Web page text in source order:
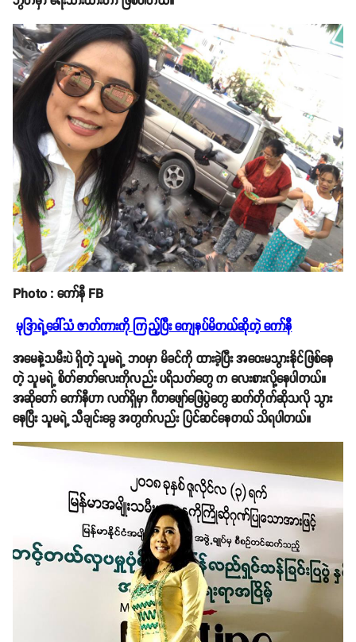
Photo : ကော်နီ FB
မုဒြာရဲ့ခေါ်သံ ဇာတ်ကားကို ကြည့်ပြီး ကျေနပ်မိတယ်ဆိုတဲ့ ကော်နီ
အမေနဲ့သမီးပဲ ရှိတဲ့ သူမရဲ့ ဘဝမှာ မိခင်ကို ထားခဲ့ပြီး အဝေးမသွားနိုင်ဖြစ်နေ
တဲ့ သူမရဲ့ စိတ်ဓာတ်လေးကိုလည်း ပရိသတ်တွေ က လေးစားလို့နေပါတယ်။
အဆိုတော် ကော်နီဟာ လက်ရှိမှာ ဂီတဖျော်ဖြေပွဲတွေ ဆက်တိုက်ဆိုသလို သွား
နေပြီး သူမရဲ့ သီချင်းခွေ အတွက်လည်း ပြင်ဆင်နေတယ် သိရပါတယ်။